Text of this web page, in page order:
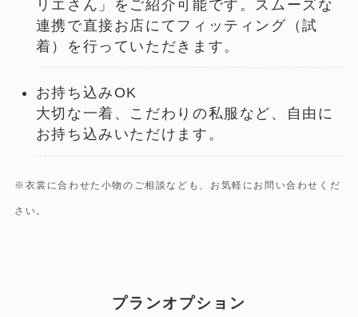
リエさん」をご紹介可能です。スムーズな
連携で直接お店にてフィッティング（試
着）を行っていただきます。
お持ち込みOK
大切な一着、こだわりの私服など、自由に
お持ち込みいただけます。
※衣裳に合わせた小物のご相談なども、お気軽にお問い合わせくだ
さい。
プランオプション